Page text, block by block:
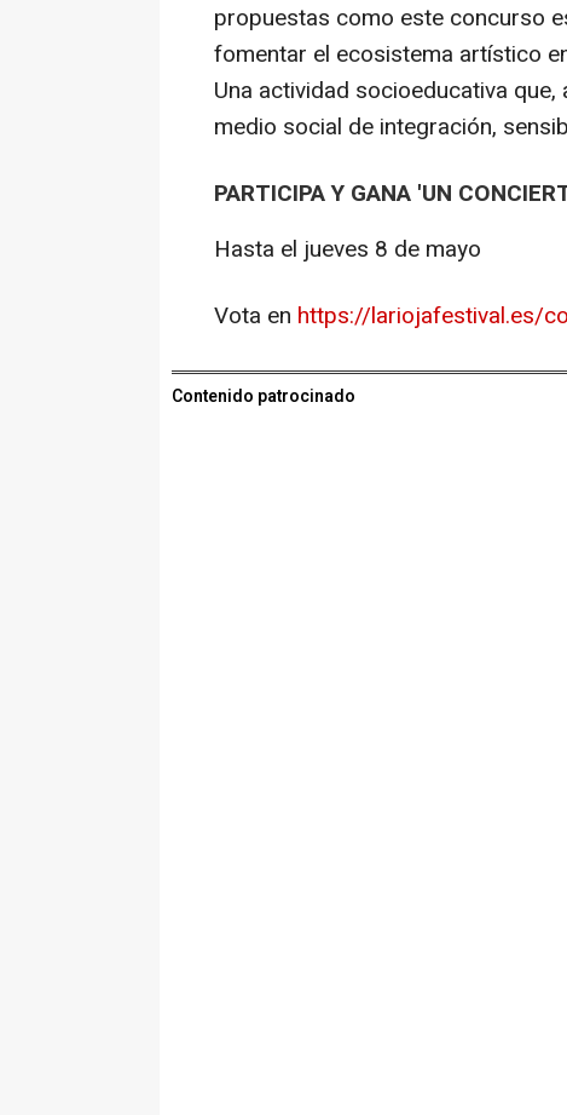
propuestas como este concurso
fomentar el ecosistema artístico
Una actividad socioeducativa
medio social de integración,
PARTICIPA Y GANA 'UN
Hasta el jueves 8 de mayo
Vota en https://lariojafestival.es/
Contenido patrocinado